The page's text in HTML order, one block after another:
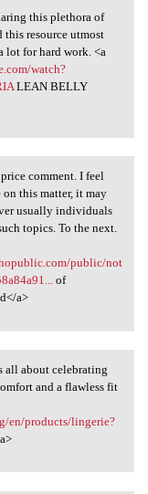
this plethora of
resource utmost
lot for hard work. <a
watch?
LEAN BELLY
is
comment. I feel
this matter, it may
usually individuals
topics. To the next.
public/not
of
a>
is all
all about celebrating
and a flawless fit
en/products/lingerie?